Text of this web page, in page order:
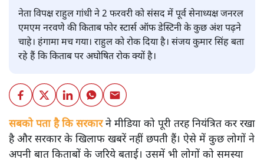
नेता विपक्ष राहुल गांधी ने 2 फरवरी को संसद में पूर्व सेनाध्यक्ष जनरल
एमएम नरवणे की किताब फोर स्टार्स ऑफ डेस्टिनी के कुछ अंश पढ़ने
चाहे। हंगामा मच गया। राहुल को रोक दिया है। संजय कुमार सिंह बता
रहे हैं कि किताब पर अघोषित रोक क्यों है।
सबको पता है कि सरकारने मीडिया को पूरी तरह नियंत्रित कर रखा
है और सरकार के खिलाफ खबरें नहीं छपती हैं। ऐसे में कुछ लोगों ने
अपनी बात किताबों के जरिये बताई। उसमें भी लोगों को समस्या